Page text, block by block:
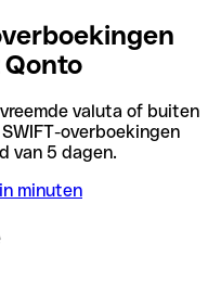
Qonto
valuta of buiten
overboekingen
van 5 dagen.
minuten